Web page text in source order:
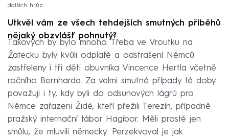
dalších hrůz.
Utkvěl vám ze všech tehdejších smutných příběhů
nějaký obzvlášť pohnutý?
Takových by bylo mnoho. Třeba ve Vroutku na
Žatecku byly kvůli odplatě a odstrašení Němců
zastřeleny i tři děti obuvníka Vincence Hertla včetně
ročního Bernharda. Za velmi smutné případy té doby
považuji i ty, kdy byli do odsunových lágrů pro
Němce zařazeni Židé, kteří přežili Terezín, případně
pražský internační tábor Hagibor. Měli prostě jen
smůlu, že mluvili německy. Perzekvoval je jak